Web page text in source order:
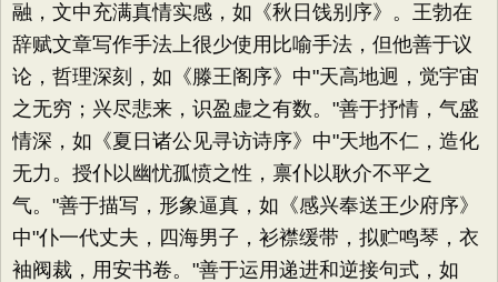
融，文中充满真情实感，如《秋日饯别序》。王勃在
辞赋文章写作手法上很少使用比喻手法，但他善于议
论，哲理深刻，如《滕王阁序》中"天高地迥，觉宇宙
之无穷；兴尽悲来，识盈虚之有数。"善于抒情，气盛
情深，如《夏日诸公见寻访诗序》中"天地不仁，造化
无力。授仆以幽忧孤愤之性，禀仆以耿介不平之
气。"善于描写，形象逼真，如《感兴奉送王少府序》
中"仆一代丈夫，四海男子，衫襟缓带，拟贮鸣琴，衣
袖阀裁，用安书卷。"善于运用递进和逆接句式，如